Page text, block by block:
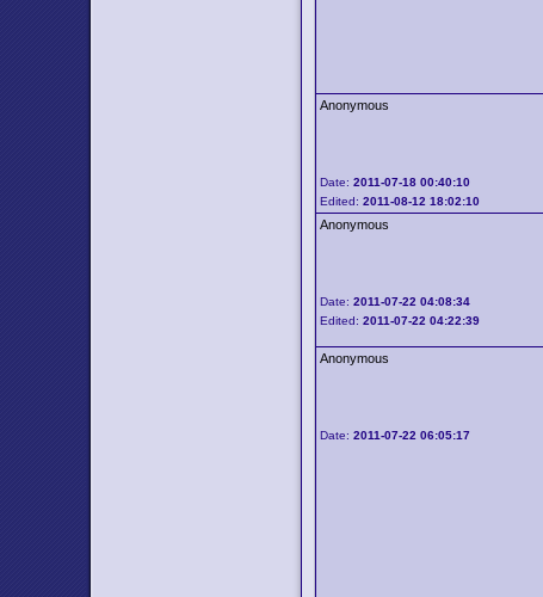
Anonymous
Date:2011-07-18 00:40:10
Edited:2011-08-12 18:02:10
Anonymous
Date:2011-07-22 04:08:34
Edited:2011-07-22 04:22:39
Anonymous
Date:2011-07-22 06:05:17